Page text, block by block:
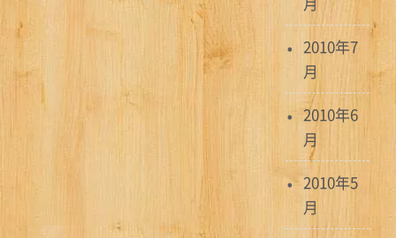
2010年7
月
2010年6
月
2010年5
月